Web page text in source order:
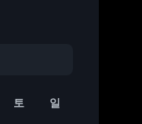
토 일